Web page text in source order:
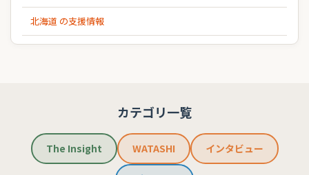
北海道 の支援情報
カテゴリ一覧
The Insight WATASHI インタビュー